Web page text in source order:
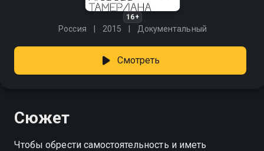
16+
Россия 2015 Документальный
Смотреть
Сюжет
Чтобы обрести самостоятельность и иметь